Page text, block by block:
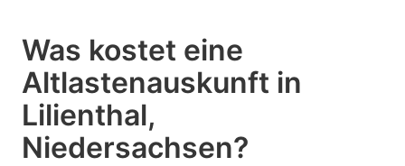
Was kostet eine
Altlastenauskunft in
Lilienthal,
Niedersachsen?